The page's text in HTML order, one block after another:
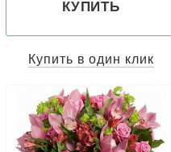
КУПИТЬ
Купить в один клик